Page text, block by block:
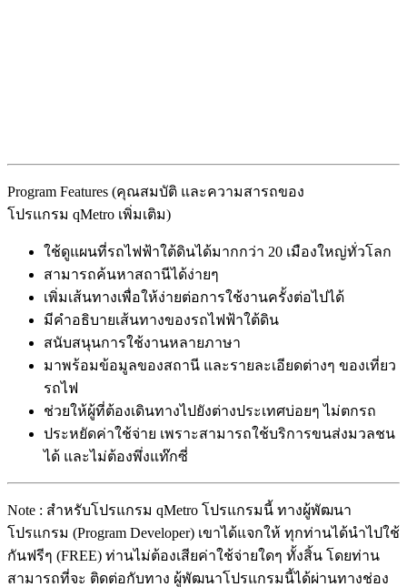
Program Features (คุณสมบัติ และความสารถของ
โปรแกรม qMetro เพิ่มเติม)
ใช้ดูแผนที่รถไฟฟ้าใต้ดินได้มากกว่า 20 เมืองใหญ่ทั่วโลก
สามารถค้นหาสถานีได้ง่ายๆ
เพิ่มเส้นทางเพื่อให้ง่ายต่อการใช้งานครั้งต่อไปได้
มีคำอธิบายเส้นทางของรถไฟฟ้าใต้ดิน
สนับสนุนการใช้งานหลายภาษา
มาพร้อมข้อมูลของสถานี และรายละเอียดต่างๆ ของเที่ยว
รถไฟ
ช่วยให้ผู้ที่ต้องเดินทางไปยังต่างประเทศบ่อยๆ ไม่ตกรถ
ประหยัดค่าใช้จ่าย เพราะสามารถใช้บริการขนส่งมวลชน
ได้ และไม่ต้องพึ่งแท๊กซี่
Note : สำหรับโปรแกรม qMetro โปรแกรมนี้ ทางผู้พัฒนา
โปรแกรม (Program Developer) เขาได้แจกให้ ทุกท่านได้นำไปใช้
กันฟรีๆ (FREE) ท่านไม่ต้องเสียค่าใช้จ่ายใดๆ ทั้งสิ้น โดยท่าน
สามารถที่จะ ติดต่อกับทาง ผู้พัฒนาโปรแกรมนี้ได้ผ่านทางช่อง